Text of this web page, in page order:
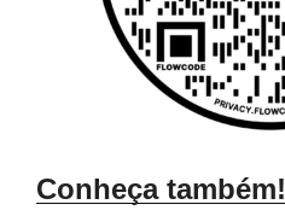
Conheça também!